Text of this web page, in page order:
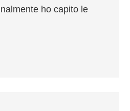
ho capito le